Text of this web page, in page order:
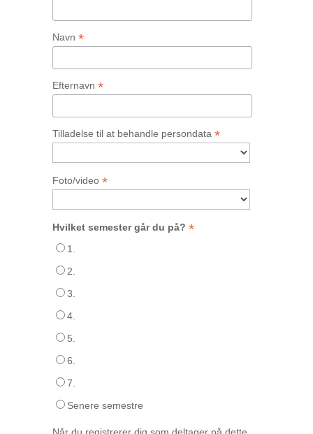
Navn *
Efternavn *
Tilladelse til at behandle persondata *
Foto/video *
Hvilket semester går du på? *
1.
2.
3.
4.
5.
6.
7.
Senere semestre
Når du registrerer dig som deltager på dette